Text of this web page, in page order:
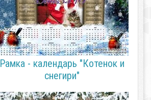
Рамка - календарь "Котенок и
снегири"